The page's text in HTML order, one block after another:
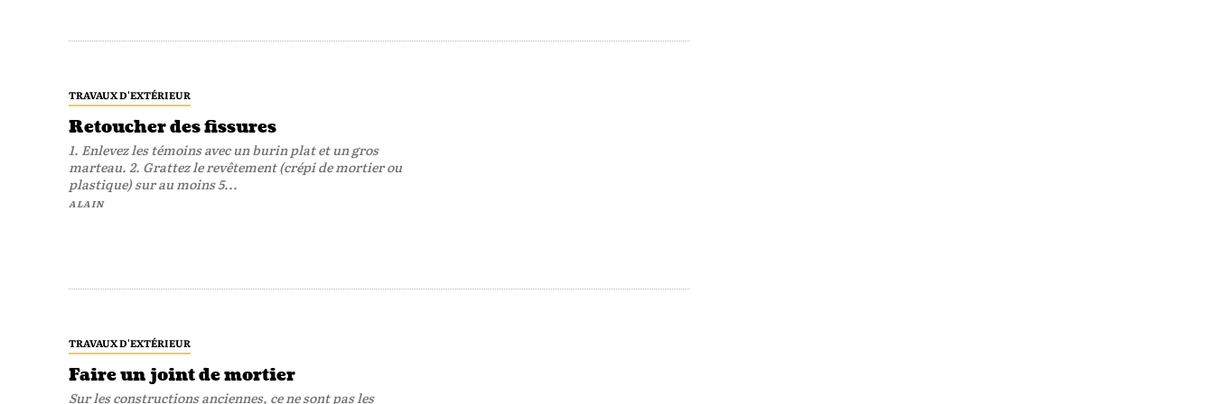
TRAVAUX D'EXTÉRIEUR
Retoucher des fissures
1. Enlevez les témoins avec un burin plat et un gros
marteau. 2. Grattez le revêtement (crépi de mortier ou
plastique) sur au moins 5...
ALAIN
TRAVAUX D'EXTÉRIEUR
Faire un joint de mortier
Sur les constructions anciennes, ce ne sont pas les